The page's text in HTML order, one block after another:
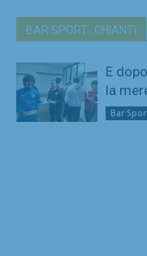
BAR SPORT...CHIANTI
E
la
Bar